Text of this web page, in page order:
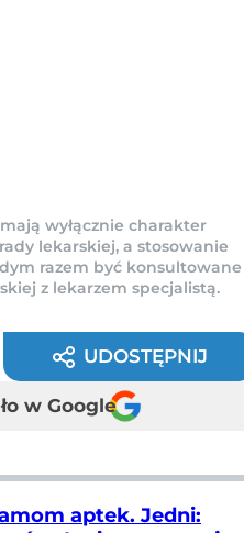
wyłącznie charakter
lekarskiej, a stosowanie
razem być konsultowane
z lekarzem specjalistą.
UDOSTĘPNIJ
w Google
aptek. Jedni: